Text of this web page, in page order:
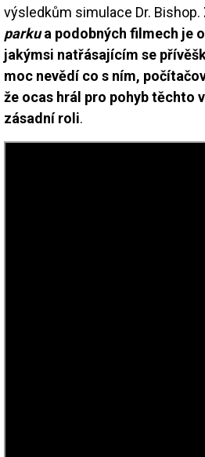
výsledkům simulace Dr. Bishop.
parkua podobných filmech je
jakýmsi natřásajícím se
moc nevědí co s ním,
že ocas hrál pro pohyb těchto
zásadní roli.